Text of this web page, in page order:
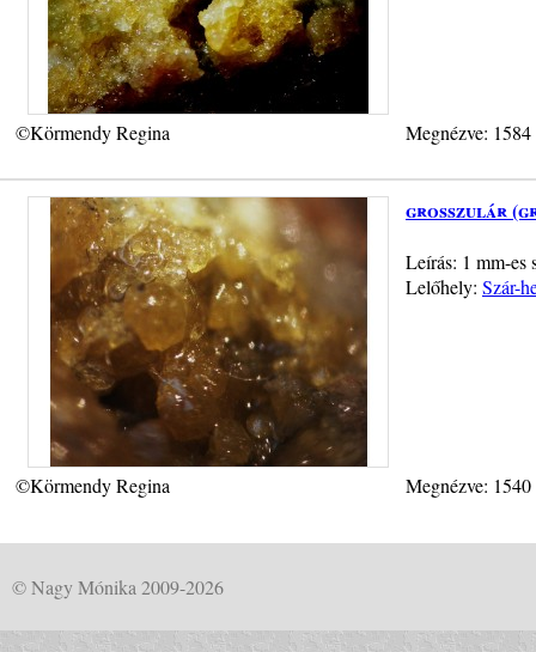
©Körmendy Regina Megnézve:
grosszulár
Leírás: 1 mm-es
Lelőhely: Szár-
©Körmendy Regina Megnézve:
© Nagy Mónika 2009-2026